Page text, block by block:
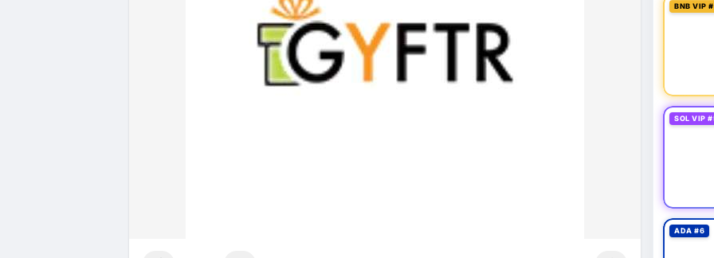
BNB VIP
SOL VIP
ADA #6